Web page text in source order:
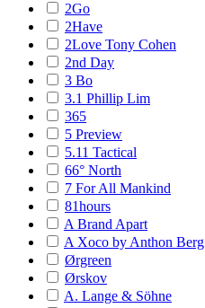
2Go
2Have
2Love Tony Cohen
2nd Day
3 Bo
3.1 Phillip Lim
365
5 Preview
5.11 Tactical
66° North
7 For All Mankind
81hours
A Brand Apart
A Xoco by Anthon Berg
Ørgreen
Ørskov
A. Lange & Söhne